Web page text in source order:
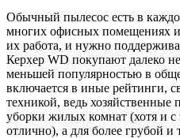
Обычный пылесос есть в
многих офисных помещениях и
их работа, и нужно
Керхер WD покупают далеко
меньшей популярностью в
включается в иные рейтинги,
техникой, ведь
уборки жилых комнат (хотя и с
отлично), а для более грубой и